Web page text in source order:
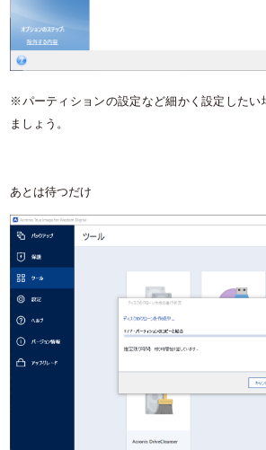
※パーティションの設定など細かく設定したい
ましょう。
あとは待つだけ